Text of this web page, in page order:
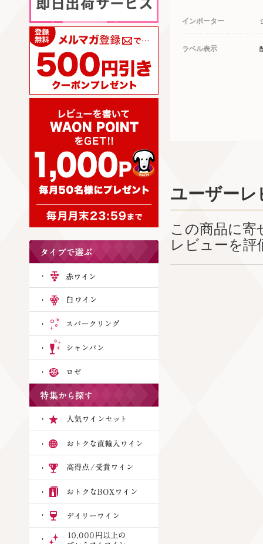
インポーター
ラベル表示
ユーザーレ
この商品に
レビューを評